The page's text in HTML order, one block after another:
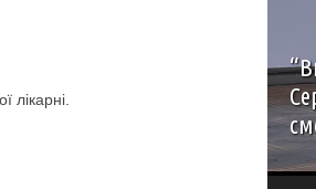
лікарні.